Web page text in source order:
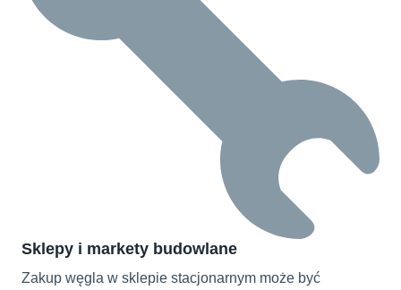
Sklepy i markety budowlane
Zakup węgla w sklepie stacjonarnym może być